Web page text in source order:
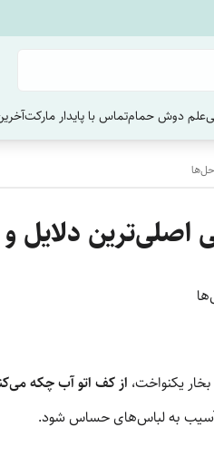
علم دوش حمامتماس با پایدار مارکت
اصلی‌ترین دلایل
یکنواخت، از کف اتو آب چکه
به لباس‌های حساس شود.